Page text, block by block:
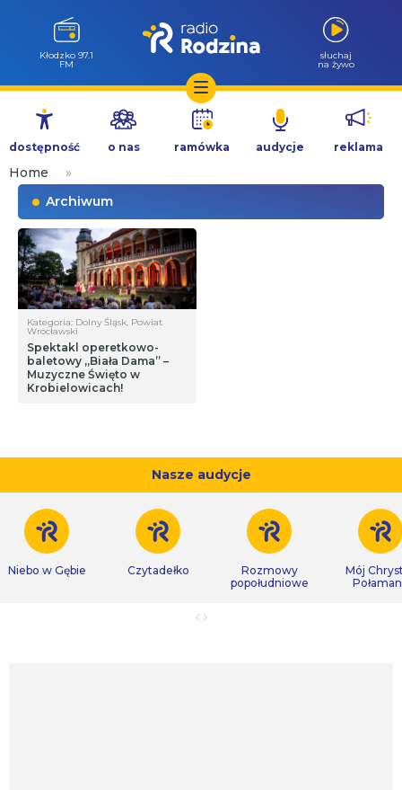
Przejdź
treści
Kłodzko 97.1
FM
słuchaj
na żywo
dostępność o nas ramówka audycje reklama
Home
»
Archiwum
Kategoria: Dolny Śląsk, Powiat
Wrocławski
Spektakl operetkowo-
baletowy „Biała Dama” –
Muzyczne Święto w
Krobielowicach!
Nasze audycje
Niebo w Gębie Czytadełko
Rozmowy
popołudniowe
Mój